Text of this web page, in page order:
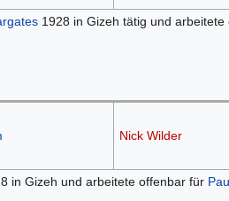
1928 in Gizeh tätig und arbeitete
Nick Wilder
in Gizeh und arbeitete offenbar für